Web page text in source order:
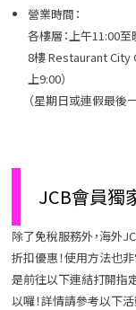
營業時間：
各樓層：上午11:00
8樓 Restaurant City
上9:00）
（星期日或連假最後
JCB會員獨
除了免稅服務外，海外
折扣優惠！使用方法也
是前往以下連結打開指
以囉！詳情請參考以下活